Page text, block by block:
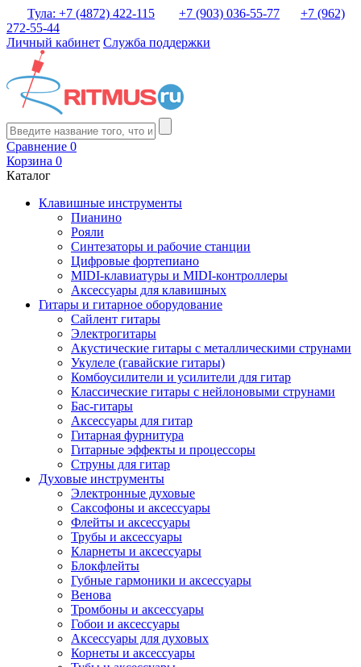
Тула: +7 (4872) 422-115 +7 (903) 036-55-77
+7 (962)
272-55-44
Личный кабинет Служба поддержки
Сравнение 0
Корзина 0
Каталог
Клавишные инструменты
Пианино
Рояли
Синтезаторы и рабочие станции
Цифровые фортепиано
MIDI-клавиатуры и MIDI-контроллеры
Аксессуары для клавишных
Гитары и гитарное оборудование
Сайлент гитары
Электрогитары
Акустические гитары с металлическими струнами
Укулеле (гавайские гитары)
Комбоусилители и усилители для гитар
Классические гитары с нейлоновыми струнами
Бас-гитары
Аксессуары для гитар
Гитарная фурнитура
Гитарные эффекты и процессоры
Струны для гитар
Духовые инструменты
Электронные духовые
Саксофоны и аксессуары
Флейты и аксессуары
Трубы и аксессуары
Кларнеты и аксессуары
Блокфлейты
Губные гармоники и аксессуары
Венова
Тромбоны и аксессуары
Гобои и аксессуары
Аксессуары для духовых
Корнеты и аксессуары